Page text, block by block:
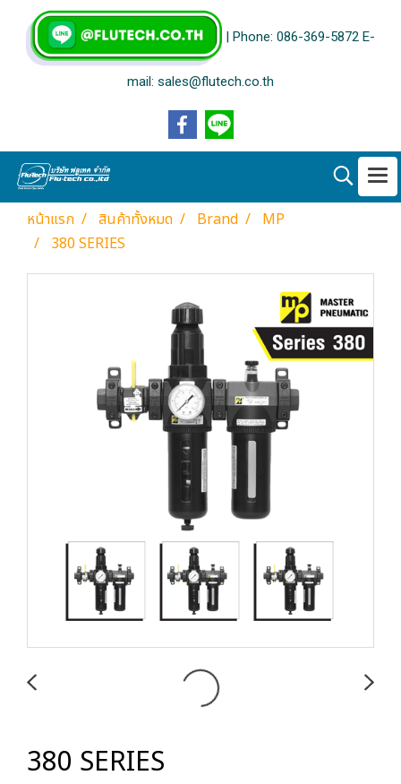
| Phone: 086-369-5872 E-
mail: sales@flutech.co.th
หน้าแรก สินค้าทั้งหมด Brand
MP
380 SERIES
380 SERIES